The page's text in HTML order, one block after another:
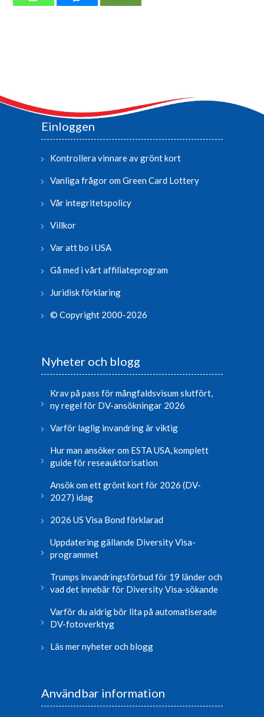
Einloggen
Kontrollera vinnare av grönt kort
Vanliga frågor om Green Card Lottery
Vår integritetspolicy
Villkor
Var att bo i USA
Gå med i vårt affiliateprogram
Juridisk förklaring
© Copyright 2000-2026
Nyheter och blogg
Krav på pass för mångfaldsvisum slutfört,
ny regel för DV-ansökningar 2026
Varför laglig invandring är viktig
Hur man ansöker om ESTA USA, komplett
guide för reseauktorisation
Ansök om ett grönt kort för 2026 (DV-
2027) idag
2026 US Visa Bond förklarad
Uppdatering gällande Diversity Visa-
programmet
Trumps invandringsförbud för 19 länder och
vad det innebär för Diversity Visa-sökande
Varför du aldrig bör lita på automatiserade
DV-fotoverktyg
Läs mer nyheter och blogg
Användbar information